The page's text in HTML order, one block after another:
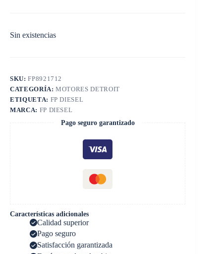
Sin existencias
SKU:FP8921712
CATEGORÍA:MOTORES DETROIT
ETIQUETA: FP DIESEL
MARCA: FP DIESEL
Pago seguro garantizado
Características adicionales
Calidad superior
Pago seguro
Satisfacción garantizada